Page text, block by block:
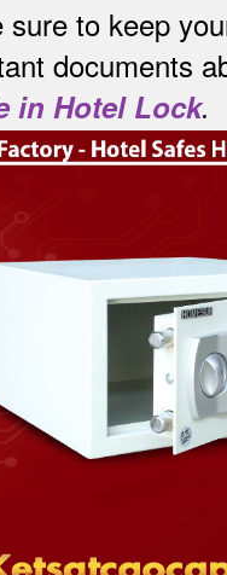
sure to keep
documents
in Hotel Lock.